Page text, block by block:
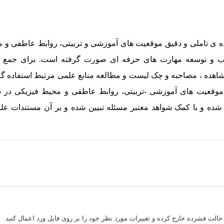
حالت فشرده خارج کرده و تغییرات مورد نظر خود را بر روی فایل ورد اعمال کنید